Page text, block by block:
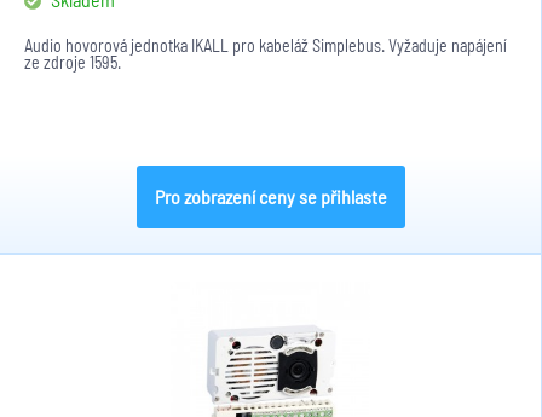
Audio hovorová jednotka IKALL pro kabeláž Simplebus. Vyžaduje napájení
ze zdroje 1595.
Pro zobrazení ceny se přihlaste